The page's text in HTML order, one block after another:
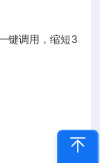
键调用，缩短3